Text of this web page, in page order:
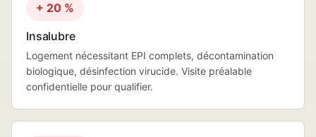
+ 20 %
Insalubre
Logement nécessitant EPI complets, décontamination
biologique, désinfection virucide. Visite préalable
confidentielle pour qualifier.